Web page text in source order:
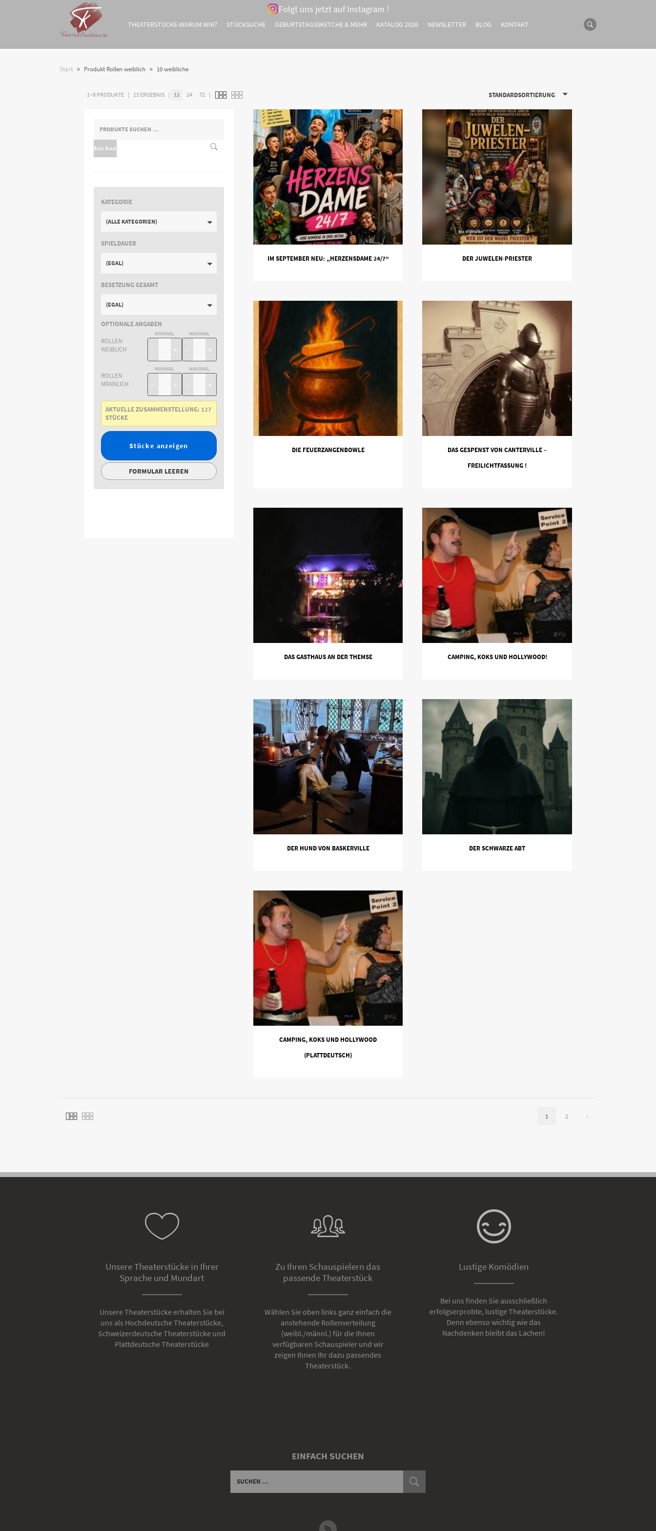
Folgt uns jetzt auf Instagram !
THEATERSTÜCKE-WARUM WIR? STÜCKSUCHE GEBURTSTAGSSKETCHE & MEHR KATALOG 2026 NEWSLETTER BLOG KONTAKT
Start » Produkt Rollen weiblich » 10 weibliche
1–9 PRODUKTE 13 ERGEBNIS 12 24 72 STANDARDSORTIERUNG
IM SEPTEMBER NEU: „HERZENSDAME 24/7“ DER JUWELEN-PRIESTER
DIE FEUERZANGENBOWLE
DAS GESPENST VON CANTERVILLE –
FREILICHTFASSUNG !
DAS GASTHAUS AN DER THEMSE CAMPING, KOKS UND HOLLYWOOD!
DER HUND VON BASKERVILLE DER SCHWARZE ABT
CAMPING, KOKS UND HOLLYWOOD
(PLATTDEUTSCH)
SUCHEN
NACH:
Suchen
KATEGORIE
(ALLE KATEGORIEN)
SPIELDAUER
(EGAL)
BESETZUNG GESAMT
(EGAL)
OPTIONALE ANGABEN
ROLLEN
WEIBLICH
MINIMAL
− +
MAXIMAL
− +
ROLLEN
MÄNNLICH
MINIMAL
− +
MAXIMAL
− +
AKTUELLE ZUSAMMENSTELLUNG: 127
STÜCKE
Stücke anzeigen
FORMULAR LEEREN
1 2 ›
Unsere Theaterstücke in Ihrer
Sprache und Mundart
Unsere Theaterstücke erhalten Sie bei
uns als Hochdeutsche Theaterstücke,
Schweizerdeutsche Theaterstücke und
Plattdeutsche Theaterstücke
Zu Ihren Schauspielern das
passende Theaterstück
Wählen Sie oben links ganz einfach die
anstehende Rollenverteilung
(weibl./männl.) für die Ihnen
verfügbaren Schauspieler und wir
zeigen Ihnen Ihr dazu passendes
Theaterstück.
Lustige Komödien
Bei uns finden Sie ausschließlich
erfolgserprobte, lustige Theaterstücke.
Denn ebenso wichtig wie das
Nachdenken bleibt das Lachen!
EINFACH SUCHEN